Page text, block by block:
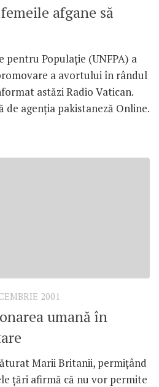
afgane să
Populaţie (UNFPA) a
a avortului în rândul
astăzi Radio Vatican.
agenţia pakistaneză Online.
2001
umană în
Marii Britanii, permiţând
ţări afirmă că nu vor permite